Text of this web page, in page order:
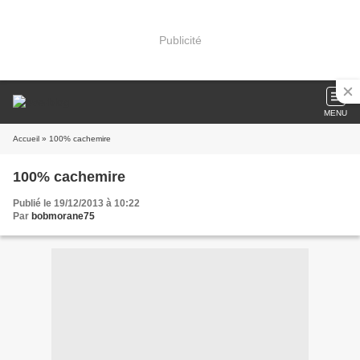
Publicité
MENU
Accueil » 100% cachemire
100% cachemire
Publié le 19/12/2013 à 10:22
Par bobmorane75